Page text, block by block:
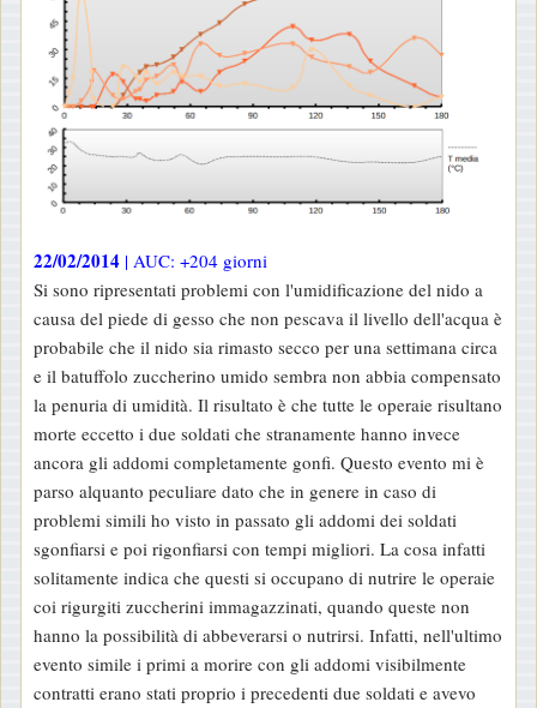
22/02/2014 | AUC: +204 giorni
Si sono ripresentati problemi con l'umidificazione del nido a
causa del piede di gesso che non pescava il livello dell'acqua è
probabile che il nido sia rimasto secco per una settimana circa
e il batuffolo zuccherino umido sembra non abbia compensato
la penuria di umidità. Il risultato è che tutte le operaie risultano
morte eccetto i due soldati che stranamente hanno invece
ancora gli addomi completamente gonfi. Questo evento mi è
parso alquanto peculiare dato che in genere in caso di
problemi simili ho visto in passato gli addomi dei soldati
sgonfiarsi e poi rigonfiarsi con tempi migliori. La cosa infatti
solitamente indica che questi si occupano di nutrire le operaie
coi rigurgiti zuccherini immagazzinati, quando queste non
hanno la possibilità di abbeverarsi o nutrirsi. Infatti, nell'ultimo
evento simile i primi a morire con gli addomi visibilmente
contratti erano stati proprio i precedenti due soldati e avevo